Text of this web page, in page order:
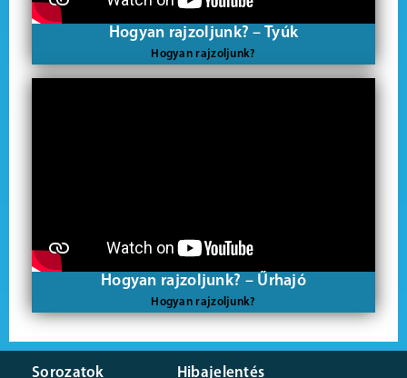
Hogyan rajzoljunk? – Tyúk
Hogyan rajzoljunk?
Hogyan rajzoljunk? – Űrhajó
Hogyan rajzoljunk?
Sorozatok Hibajelentés